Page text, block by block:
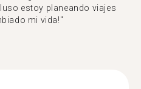
estoy planeando viajes
mi vida!"